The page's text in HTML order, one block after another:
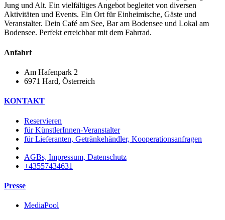
Jung und Alt. Ein vielfältiges Angebot begleitet von diversen
Aktivitäten und Events. Ein Ort für Einheimische, Gäste und
Veranstalter. Dein Café am See, Bar am Bodensee und Lokal am
Bodensee. Perfekt erreichbar mit dem Fahrrad.
Anfahrt
Am Hafenpark 2
6971 Hard, Österreich​
KONTAKT
Reservieren
für KünstlerInnen-Veranstalter
für Lieferanten, Getränkehändler, Kooperationsanfragen
AGBs, Impressum, Datenschutz
+43557434631
Presse
MediaPool